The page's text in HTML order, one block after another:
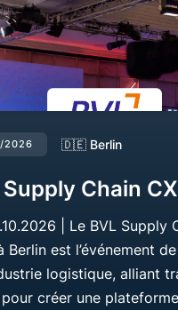
2026 🇩🇪 Berlin
Supply Chain CX
| Le BVL Supply
Berlin est l’événement
logistique, alliant
créer une plateforme